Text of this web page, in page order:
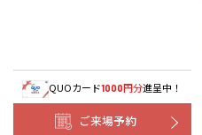
QUOカード1000円分進呈中！
ご来場予約